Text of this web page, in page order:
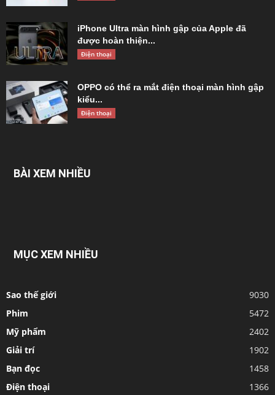
iPhone Ultra màn hình gập của Apple đã
được hoàn thiện...
Điện thoại
OPPO có thể ra mắt điện thoại màn hình gập
kiểu...
Điện thoại
BÀI XEM NHIỀU
MỤC XEM NHIỀU
Sao thế giới
9030
Phim
5472
Mỹ phẩm
2402
Giải trí
1902
Bạn đọc
1458
Điện thoại
1366